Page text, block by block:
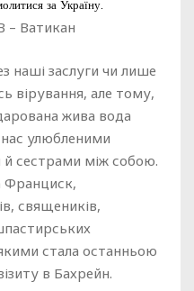
за Україну.
– Ватикан
наші заслуги чи лише
вірування, але тому,
жива вода
улюбленими
сестрами між собою.
Франциск,
священиків,
якими стала останньою
в Бахрейн.